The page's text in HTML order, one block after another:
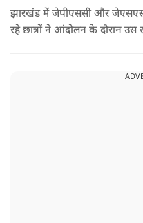
झारखंड में जेपीएससी और
रहे छात्रों ने आंदोलन के दौरान